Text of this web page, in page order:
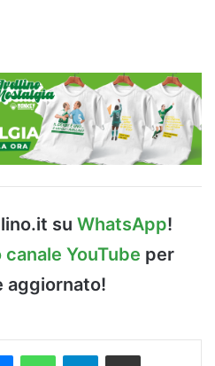
su WhatsApp!
YouTube per
aggiornato!
MessengerWhatsAppTelegramCondividi via Email